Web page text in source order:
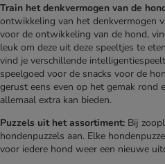
Train het denkvermogen van de
ontwikkeling van het denkvermogen
voor de ontwikkeling van de hond,
leuk om deze uit deze speeltjes te
vind je verschillende
speelgoed voor de snacks voor de
gerust eens even op het gemak rond
allemaal extra kan bieden.
Puzzels uit het assortiment: Bij
hondenpuzzels aan. Elke
voor iedere hond weer een nieuwe